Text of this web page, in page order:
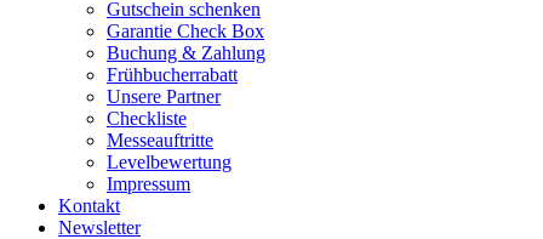
Gutschein schenken
Garantie Check Box
Buchung & Zahlung
Frühbucherrabatt
Unsere Partner
Checkliste
Messeauftritte
Levelbewertung
Impressum
Kontakt
Newsletter